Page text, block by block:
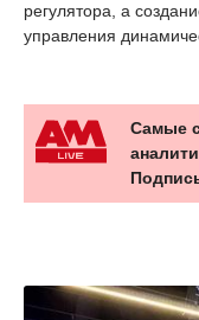
регулятора, а
управления
Самые